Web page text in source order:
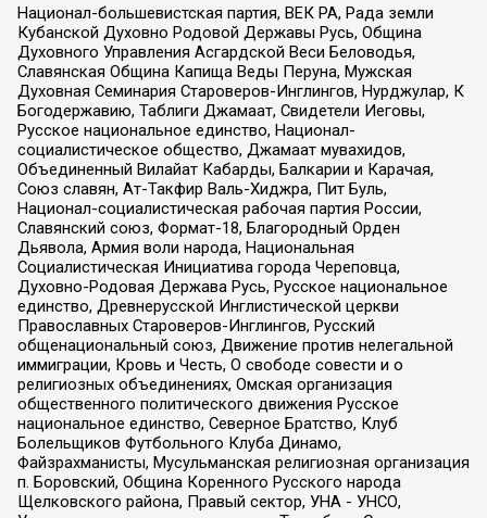
Национал-большевистская партия, ВЕК РА, Рада земли
Кубанской Духовно Родовой Державы Русь, Община
Духовного Управления Асгардской Веси Беловодья,
Славянская Община Капища Веды Перуна, Мужская
Духовная Семинария Староверов-Инглингов, Нурджулар, К
Богодержавию, Таблиги Джамаат, Свидетели Иеговы,
Русское национальное единство, Национал-
социалистическое общество, Джамаат мувахидов,
Объединенный Вилайат Кабарды, Балкарии и Карачая,
Союз славян, Ат-Такфир Валь-Хиджра, Пит Буль,
Национал-социалистическая рабочая партия России,
Славянский союз, Формат-18, Благородный Орден
Дьявола, Армия воли народа, Национальная
Социалистическая Инициатива города Череповца,
Духовно-Родовая Держава Русь, Русское национальное
единство, Древнерусской Инглистической церкви
Православных Староверов-Инглингов, Русский
общенациональный союз, Движение против нелегальной
иммиграции, Кровь и Честь, О свободе совести и о
религиозных объединениях, Омская организация
общественного политического движения Русское
национальное единство, Северное Братство, Клуб
Болельщиков Футбольного Клуба Динамо,
Файзрахманисты, Мусульманская религиозная организация
п. Боровский, Община Коренного Русского народа
Щелковского района, Правый сектор, УНА - УНСО,